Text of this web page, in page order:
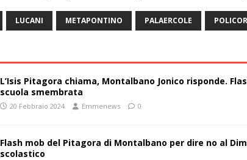
LUCANI METAPONTINO PALAERCOLE
L’Isis Pitagora chiama, Montalbano Jonico risponde.
scuola smembrata
20 Febbraio 2024 Emmenews 0
Flash mob del Pitagora di Montalbano per dire no al
scolastico